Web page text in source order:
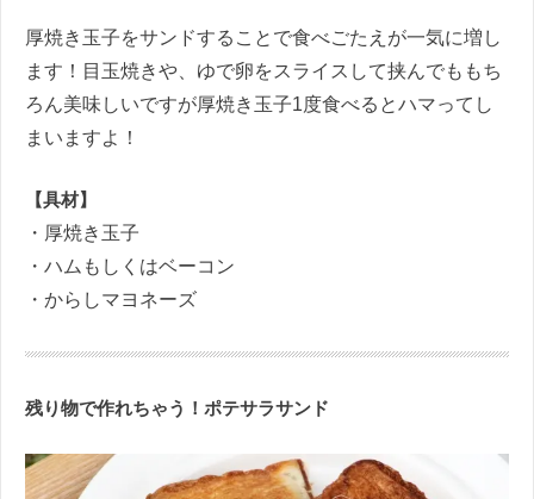
厚焼き玉子をサンドすることで食べごたえが一気に増し
ます！目玉焼きや、ゆで卵をスライスして挟んでももち
ろん美味しいですが厚焼き玉子1度食べるとハマってし
まいますよ！
【具材】
・厚焼き玉子
・ハムもしくはベーコン
・からしマヨネーズ
残り物で作れちゃう！ポテサラサンド